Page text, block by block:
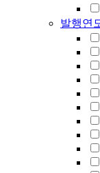
발행연